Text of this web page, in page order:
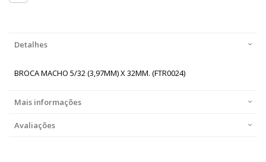
Detalhes
BROCA MACHO 5/32 (3,97MM) X 32MM. (FTR0024)
Mais informações
Avaliações